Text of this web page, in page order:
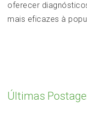
oferecer
mais eficazes à
Últimas